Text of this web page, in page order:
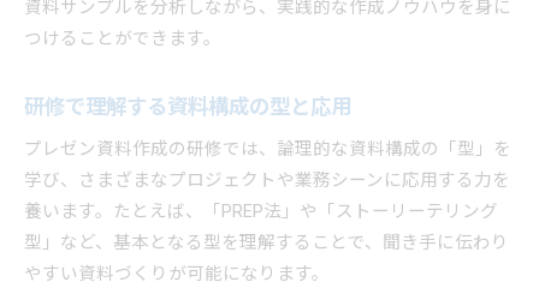
資料サンプルを分析しながら、実践的な作成ノウハウを身に
つけることができます。
研修で理解する資料構成の型と応用
プレゼン資料作成の研修では、論理的な資料構成の「型」を
学び、さまざまなプロジェクトや業務シーンに応用する力を
養います。たとえば、「PREP法」や「ストーリーテリング
型」など、基本となる型を理解することで、聞き手に伝わり
やすい資料づくりが可能になります。